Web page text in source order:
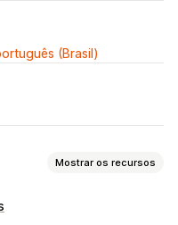
(Brasil)
Mostrar os recursos